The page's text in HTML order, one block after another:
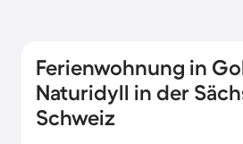
Ferienwohnung in
Naturidyll in der
Schweiz